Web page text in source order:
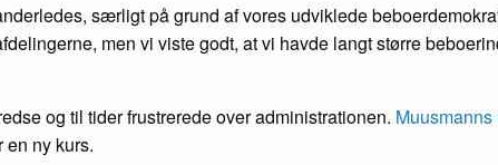
særligt på grund af vores udviklede
men vi viste godt, at vi havde langt større
og til tider frustrerede over administrationen. Muusmanns
en ny kurs.